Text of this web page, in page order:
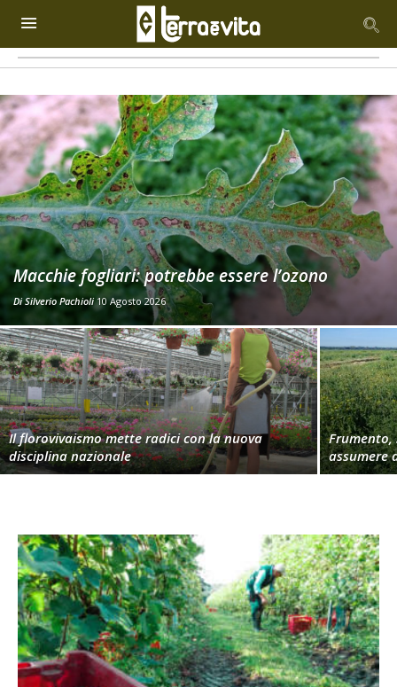
Macchie fogliari: potrebbe essere l’ozono
DiSilverio Pachioli 10 Agosto 2026
Il florovivaismo mette radici con la nuova
disciplina nazionale
Frumento,
assumere